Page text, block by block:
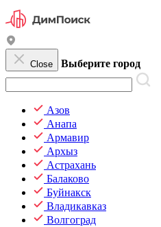
Close Выберите город
Азов
Анапа
Армавир
Архыз
Астрахань
Балаково
Буйнакск
Владикавказ
Волгоград